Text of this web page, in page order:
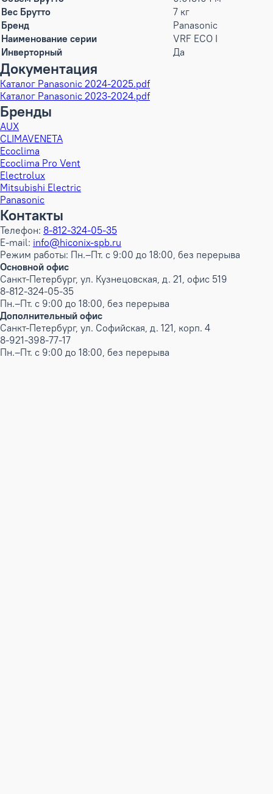
Вес Брутто
7 кг
Бренд
Panasonic
Наименование серии
VRF ECO I
Инверторный
Да
Документация
Каталог Panasonic 2024-2025.pdf
Каталог Panasonic 2023-2024.pdf
Бренды
AUX
CLIMAVENETA
Ecoclima
Ecoclima Pro Vent
Electrolux
Mitsubishi Electric
Panasonic
Контакты
Телефон: 8-812-324-05-35
E-mail: info@hiconix-spb.ru
Режим работы: Пн.–Пт. с 9:00 до 18:00, без перерыва
Основной офис
Санкт-Петербург, ул. Кузнецовская, д. 21, офис 519
8-812-324-05-35
Пн.–Пт. с 9:00 до 18:00, без перерыва
Дополнительный офис
Санкт-Петербург, ул. Софийская, д. 121, корп. 4
8-921-398-77-17
Пн.–Пт. с 9:00 до 18:00, без перерыва